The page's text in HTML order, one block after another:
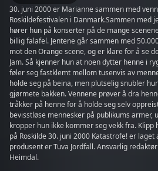
30. juni 2000 er Marianne sammen med
Roskildefestivalen i Danmark.Sammen med
hører hun på konserter på de mange
billig falafel. Jentene går sammen med
mot den Orange scene, og er klare for å se
Jam. Så kjenner hun at noen dytter henne i
føler seg fastklemt mellom tusenvis av
holde seg på beina, men plutselig snubler
gjørmete bakken. Vennene prøver å dra
tråkker på henne for å holde seg selv
bevisstløse mennesker på publikums armer,
kropper hun ikke kommer seg vekk fra. Klipp hentet fra Youtube, konsert
på Roskilde 30. juni 2000 Katastrofe! er laget av Lene Bergersen. Eksekutiv
produsent er Tuva Jordfall. Ansvarlig
Heimdal.